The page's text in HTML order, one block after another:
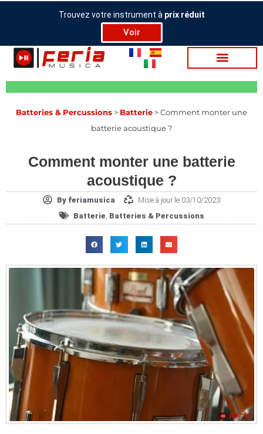
Aller
Trouvez votre instrument à prix réduit
Voir
Bat­te­ries & Per­cus­sions > Batterie > Comment monter une
batterie acoustique ?
Comment monter une batterie
acoustique ?
By feriamusica
Mise à jour le 03/10/2023
Batterie Bat­te­ries & Per­cus­sions